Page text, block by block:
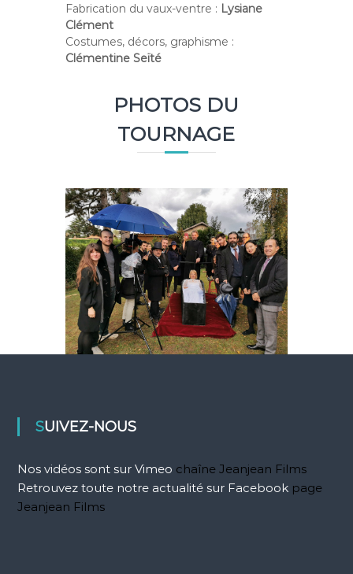
Fabrication du vaux-ventre : Lysiane
Clément
Costumes, décors, graphisme :
Clémentine Seïté
PHOTOS DU
TOURNAGE
SUIVEZ-NOUS
Nos vidéos sont sur Vimeo chaîne Jeanjean Films
Retrouvez toute notre actualité sur Facebook page
Jeanjean Films